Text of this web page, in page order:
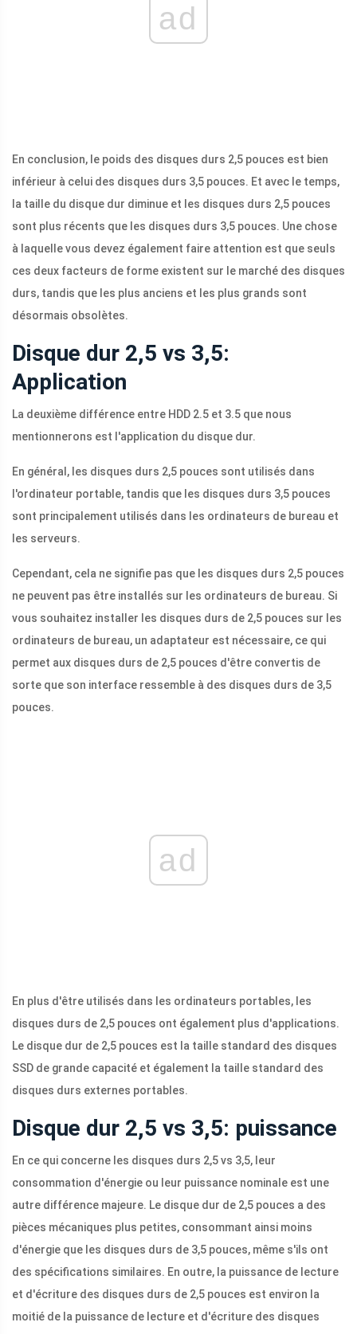
ad
En conclusion, le poids des disques durs 2,5 pouces est bien
inférieur à celui des disques durs 3,5 pouces. Et avec le temps,
la taille du disque dur diminue et les disques durs 2,5 pouces
sont plus récents que les disques durs 3,5 pouces. Une chose
à laquelle vous devez également faire attention est que seuls
ces deux facteurs de forme existent sur le marché des disques
durs, tandis que les plus anciens et les plus grands sont
désormais obsolètes.
Disque dur 2,5 vs 3,5:
Application
La deuxième différence entre HDD 2.5 et 3.5 que nous
mentionnerons est l'application du disque dur.
En général, les disques durs 2,5 pouces sont utilisés dans
l'ordinateur portable, tandis que les disques durs 3,5 pouces
sont principalement utilisés dans les ordinateurs de bureau et
les serveurs.
Cependant, cela ne signifie pas que les disques durs 2,5 pouces
ne peuvent pas être installés sur les ordinateurs de bureau. Si
vous souhaitez installer les disques durs de 2,5 pouces sur les
ordinateurs de bureau, un adaptateur est nécessaire, ce qui
permet aux disques durs de 2,5 pouces d'être convertis de
sorte que son interface ressemble à des disques durs de 3,5
pouces.
ad
En plus d'être utilisés dans les ordinateurs portables, les
disques durs de 2,5 pouces ont également plus d'applications.
Le disque dur de 2,5 pouces est la taille standard des disques
SSD de grande capacité et également la taille standard des
disques durs externes portables.
Disque dur 2,5 vs 3,5: puissance
En ce qui concerne les disques durs 2,5 vs 3,5, leur
consommation d'énergie ou leur puissance nominale est une
autre différence majeure. Le disque dur de 2,5 pouces a des
pièces mécaniques plus petites, consommant ainsi moins
d'énergie que les disques durs de 3,5 pouces, même s'ils ont
des spécifications similaires. En outre, la puissance de lecture
et d'écriture des disques durs de 2,5 pouces est environ la
moitié de la puissance de lecture et d'écriture des disques